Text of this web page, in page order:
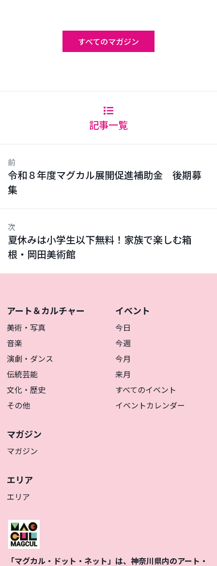
すべてのマガジン
記事一覧
前
令和８年度マグカル展開促進補助金 後期募
集
次
夏休みは小学生以下無料！家族で楽しむ箱
根・岡田美術館
アート＆カルチャー
美術・写真
音楽
演劇・ダンス
伝統芸能
文化・歴史
その他
イベント
今日
今週
今月
来月
すべてのイベント
イベントカレンダー
マガジン
マガジン
エリア
エリア
「マグカル・ドット・ネット」は、神奈川県内のアート・